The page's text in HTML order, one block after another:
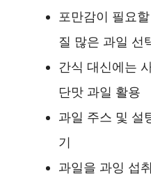
포만감이 필요
질 많은 과일 선
간식 대신에는
단맛 과일 활용
과일 주스 및 설
기
과일을 과잉 섭